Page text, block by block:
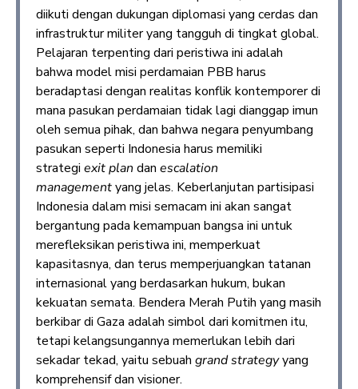
diikuti dengan dukungan diplomasi yang cerdas dan
infrastruktur militer yang tangguh di tingkat global.
Pelajaran terpenting dari peristiwa ini adalah
bahwa model misi perdamaian PBB harus
beradaptasi dengan realitas konflik kontemporer di
mana pasukan perdamaian tidak lagi dianggap imun
oleh semua pihak, dan bahwa negara penyumbang
pasukan seperti Indonesia harus memiliki
strategi exit plan dan escalation
managementyang jelas. Keberlanjutan partisipasi
Indonesia dalam misi semacam ini akan sangat
bergantung pada kemampuan bangsa ini untuk
merefleksikan peristiwa ini, memperkuat
kapasitasnya, dan terus memperjuangkan tatanan
internasional yang berdasarkan hukum, bukan
kekuatan semata. Bendera Merah Putih yang masih
berkibar di Gaza adalah simbol dari komitmen itu,
tetapi kelangsungannya memerlukan lebih dari
sekadar tekad, yaitu sebuah grand strategyyang
komprehensif dan visioner.